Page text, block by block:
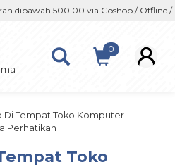
500.00 via Goshop / Offline /
0
Di Tempat Toko Komputer
Perhatikan
Toko